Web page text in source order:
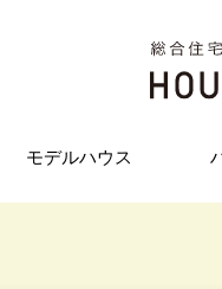
モデルハウス